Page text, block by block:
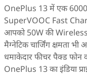
OnePlus 13 में एक
SuperVOOC Fast
आपको 50W की Wireless
मैग्नेटिक चार्जिंग क्षमता
धमाकेदार फीचर पैक्ड फोन
OnePlus 13 का इंडिया